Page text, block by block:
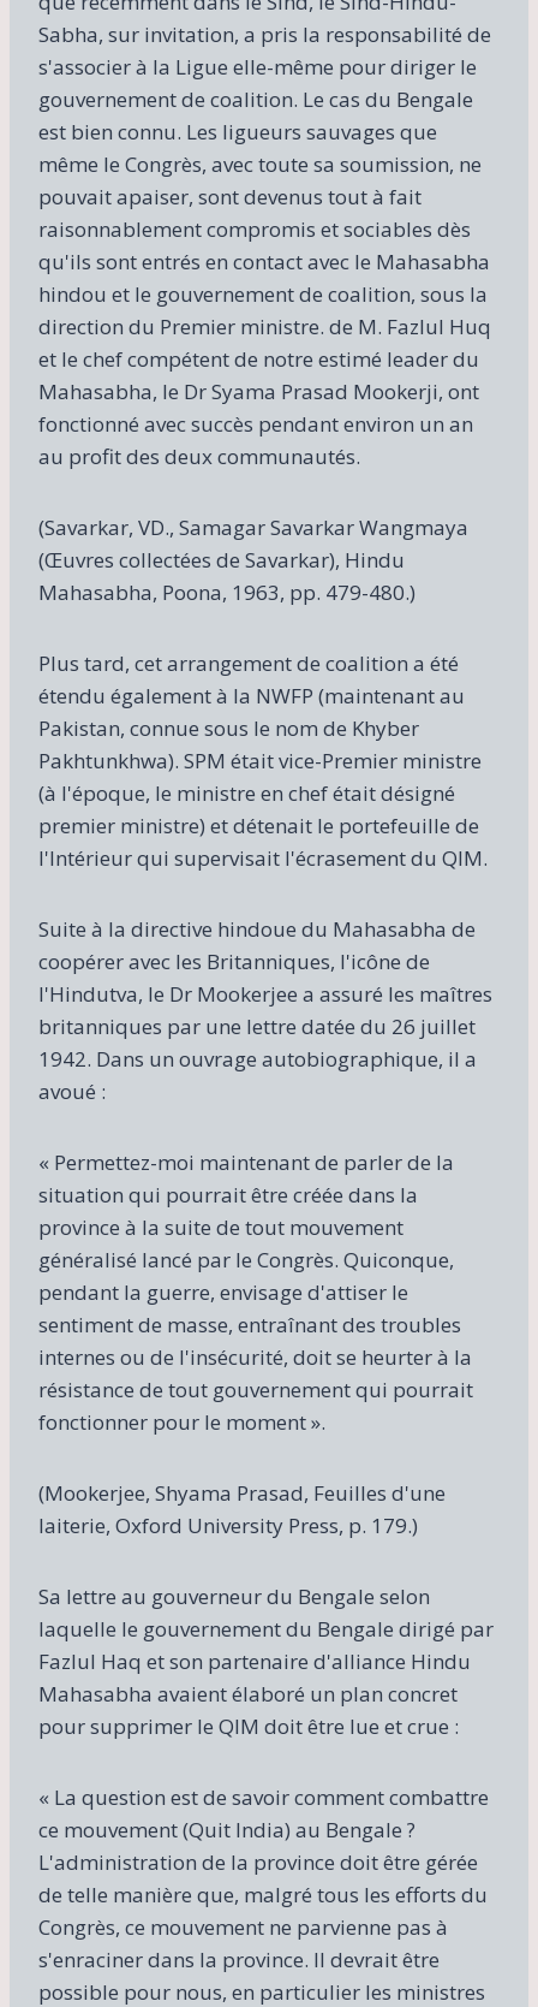
Sabha, sur invitation, a pris la responsabilité de
s'associer à la Ligue elle-même pour diriger le
gouvernement de coalition. Le cas du Bengale
est bien connu. Les ligueurs sauvages que
même le Congrès, avec toute sa soumission, ne
pouvait apaiser, sont devenus tout à fait
raisonnablement compromis et sociables dès
qu'ils sont entrés en contact avec le Mahasabha
hindou et le gouvernement de coalition, sous la
direction du Premier ministre. de M. Fazlul Huq
et le chef compétent de notre estimé leader du
Mahasabha, le Dr Syama Prasad Mookerji, ont
fonctionné avec succès pendant environ un an
au profit des deux communautés.
(Savarkar, VD., Samagar Savarkar Wangmaya
(Œuvres collectées de Savarkar), Hindu
Mahasabha, Poona, 1963, pp. 479-480.)
Plus tard, cet arrangement de coalition a été
étendu également à la NWFP (maintenant au
Pakistan, connue sous le nom de Khyber
Pakhtunkhwa). SPM était vice-Premier ministre
(à l'époque, le ministre en chef était désigné
premier ministre) et détenait le portefeuille de
l'Intérieur qui supervisait l'écrasement du QIM.
Suite à la directive hindoue du Mahasabha de
coopérer avec les Britanniques, l'icône de
l'Hindutva, le Dr Mookerjee a assuré les maîtres
britanniques par une lettre datée du 26 juillet
1942. Dans un ouvrage autobiographique, il a
avoué :
« Permettez-moi maintenant de parler de la
situation qui pourrait être créée dans la
province à la suite de tout mouvement
généralisé lancé par le Congrès. Quiconque,
pendant la guerre, envisage d'attiser le
sentiment de masse, entraînant des troubles
internes ou de l'insécurité, doit se heurter à la
résistance de tout gouvernement qui pourrait
fonctionner pour le moment ».
(Mookerjee, Shyama Prasad, Feuilles d'une
laiterie, Oxford University Press, p. 179.)
Sa lettre au gouverneur du Bengale selon
laquelle le gouvernement du Bengale dirigé par
Fazlul Haq et son partenaire d'alliance Hindu
Mahasabha avaient élaboré un plan concret
pour supprimer le QIM doit être lue et crue :
« La question est de savoir comment combattre
ce mouvement (Quit India) au Bengale ?
L'administration de la province doit être gérée
de telle manière que, malgré tous les efforts du
Congrès, ce mouvement ne parvienne pas à
s'enraciner dans la province. Il devrait être
possible pour nous, en particulier les ministres